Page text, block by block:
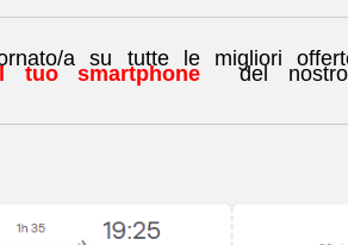
a su tutte le migliori
tuo smartphone del